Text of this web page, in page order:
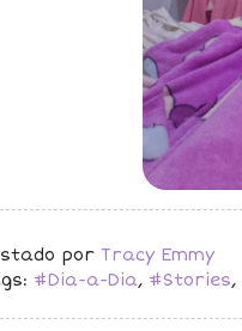
por Tracy Emmy
#Dia-a-Dia, #Stories,